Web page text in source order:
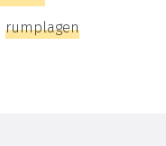
rumplagen